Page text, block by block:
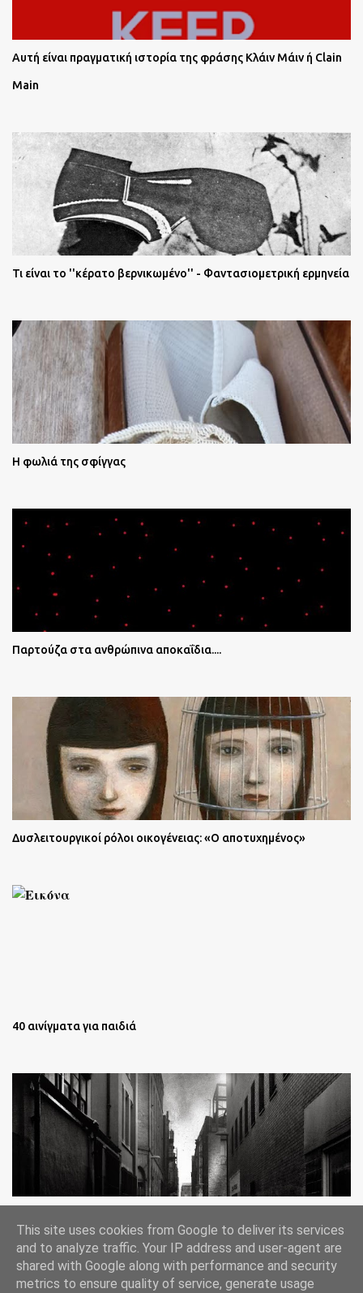
Αυτή είναι πραγματική ιστορία της φράσης Κλάιν Μάιν ή Clain
Main
Τι είναι το ''κέρατο βερνικωμένο'' - Φαντασιομετρική ερμηνεία
Η φωλιά της σφίγγας
Παρτούζα στα ανθρώπινα αποκαΐδια....
Δυσλειτουργικοί ρόλοι οικογένειας: «Ο αποτυχημένος»
40 αινίγματα για παιδιά
Lee Jeffries
This site uses cookies from Google to deliver its services
and to analyze traffic. Your IP address and user-agent are
shared with Google along with performance and security
metrics to ensure quality of service, generate usage